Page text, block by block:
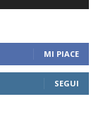
MI PIACE
SEGUI